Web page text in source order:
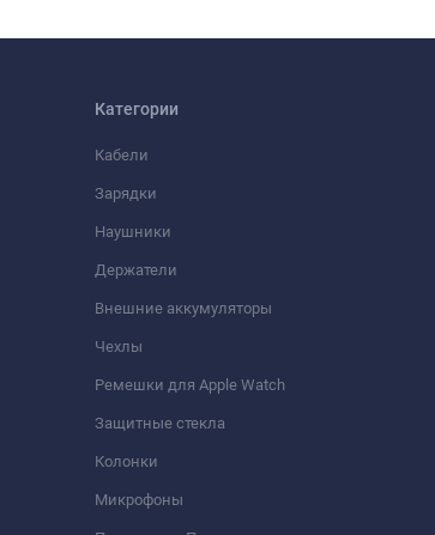
Категории
Кабели
Зарядки
Наушники
Держатели
Внешние аккумуляторы
Чехлы
Ремешки для Apple Watch
Защитные стекла
Колонки
Микрофоны